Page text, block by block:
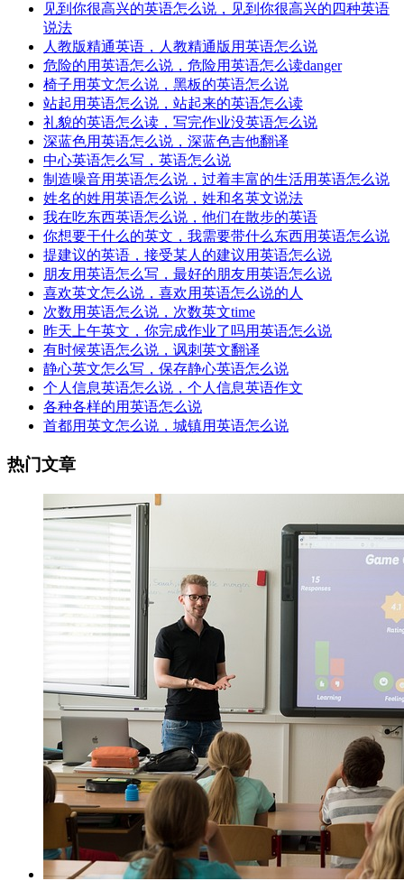
见到你很高兴的英语怎么说，见到你很高兴的四种英语
说法
人教版精通英语，人教精通版用英语怎么说
危险的用英语怎么说，危险用英语怎么读danger
椅子用英文怎么说，黑板的英语怎么说
站起用英语怎么说，站起来的英语怎么读
礼貌的英语怎么读，写完作业没英语怎么说
深蓝色用英语怎么说，深蓝色吉他翻译
中心英语怎么写，英语怎么说
制造噪音用英语怎么说，过着丰富的生活用英语怎么说
姓名的姓用英语怎么说，姓和名英文说法
我在吃东西英语怎么说，他们在散步的英语
你想要干什么的英文，我需要带什么东西用英语怎么说
提建议的英语，接受某人的建议用英语怎么说
朋友用英语怎么写，最好的朋友用英语怎么说
喜欢英文怎么说，喜欢用英语怎么说的人
次数用英语怎么说，次数英文time
昨天上午英文，你完成作业了吗用英语怎么说
有时候英语怎么说，讽刺英文翻译
静心英文怎么写，保存静心英语怎么说
个人信息英语怎么说，个人信息英语作文
各种各样的用英语怎么说
首都用英文怎么说，城镇用英语怎么说
热门文章